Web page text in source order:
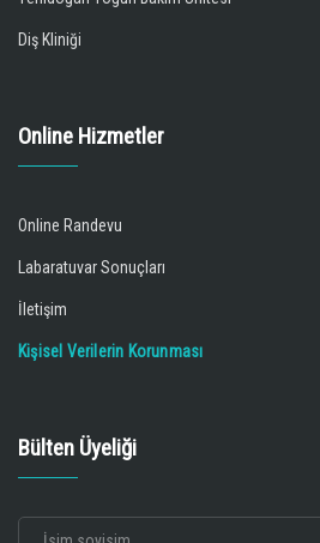
Diş Kliniği
Online Hizmetler
Online Randevu
Labaratuvar Sonuçları
İletişim
Kişisel Verilerin Korunması
Bülten Üyeliği